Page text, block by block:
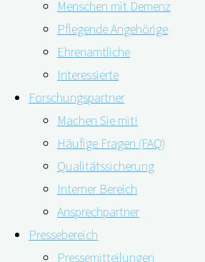
Menschen mit Demenz
Pflegende Angehörige
Ehrenamtliche
Interessierte
Forschungspartner
Machen Sie mit!
Häufige Fragen (FAQ)
Qualitätssicherung
Interner Bereich
Ansprechpartner
Pressebereich
Pressemitteilungen
Den Gedächtnisverlust bei Demenz
hoffen viele Menschen weltweit. Seit
USA nun das Medikament
der Alzheimer-Krankheit zugelassen
nicht. In unserem Faktencheck
die Wirksamkeit und warum strenge